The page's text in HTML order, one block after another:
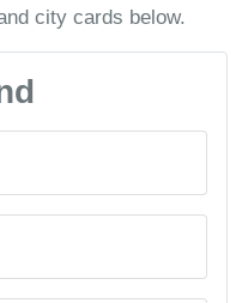
city cards below.